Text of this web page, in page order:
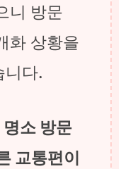
니 방문
화 상황을
니다.
소 방문
교통편이